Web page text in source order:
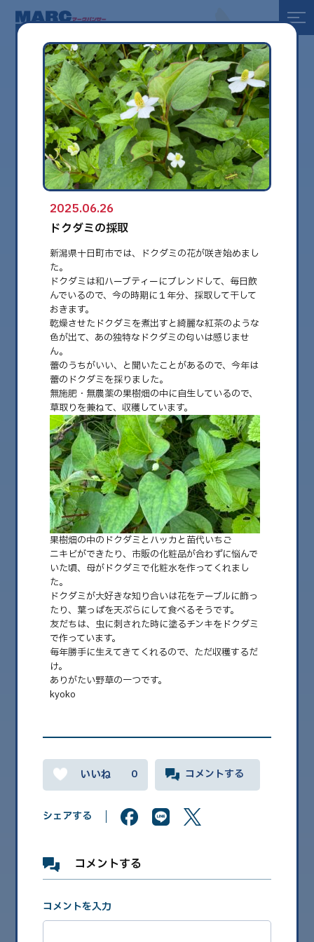
全て
健康
美容
環境
2025.06.26
ドクダミの採取
新潟県十日町市では、ドクダミの花が咲き始めました。 ドクダミは和ハー
ブティーにブレンドして、毎日飲ん……
2026.08
2026.07
2026.06
2026.03
2026.01
2025.11
2025.10
2025.09
2025.06.26
ドクダミの採取
新潟県十日町市では、ドクダミの花が咲き始めまし
た。
ドクダミは和ハーブティーにブレンドして、毎日飲
んでいるので、今の時期に１年分、採取して干して
おきます。
乾燥させたドクダミを煮出すと綺麗な紅茶のような
色が出て、あの独特なドクダミの匂いは感じませ
ん。
蕾のうちがいい、と聞いたことがあるので、今年は
蕾のドクダミを採りました。
無施肥・無農薬の果樹畑の中に自生しているので、
草取りを兼ねて、収穫しています。
果樹畑の中のドクダミとハッカと苗代いちご
ニキビができたり、市販の化粧品が合わずに悩んで
いた頃、母がドクダミで化粧水を作ってくれまし
た。
ドクダミが大好きな知り合いは花をテーブルに飾っ
たり、葉っぱを天ぷらにして食べるそうです。
友だちは、虫に刺された時に塗るチンキをドクダミ
で作っています。
毎年勝手に生えてきてくれるので、ただ収穫するだ
け。
ありがたい野草の一つです。
kyoko
0 コメントする
シェアする
コメントする
コメントを入力